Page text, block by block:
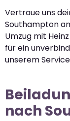
Vertraue uns
Southampton
Umzug mit
für ein
unserem
nach